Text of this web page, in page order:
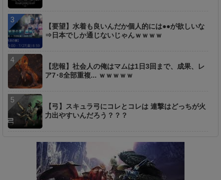
【要望】水着も良いんだか個人的には●●が欲しいな
⇒日本でしか通じないじゃんｗｗｗｗ
【悲報】社会人の俺はマムは1日3回まで、成果、レ
ア7･8全部重複... ｗｗｗｗｗ
【弓】スキュラ弓にコレとコレは 連撃はどっちが火
力出やすいんだろう？？？